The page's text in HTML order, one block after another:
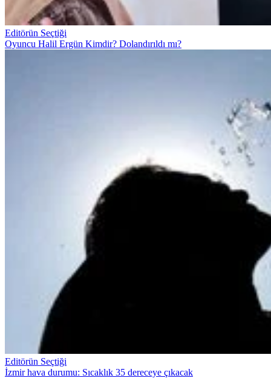
Editörün Seçtiği
Oyuncu Halil Ergün Kimdir? Dolandırıldı mı?
Editörün Seçtiği
İzmir hava durumu: Sıcaklık 35 dereceye çıkacak